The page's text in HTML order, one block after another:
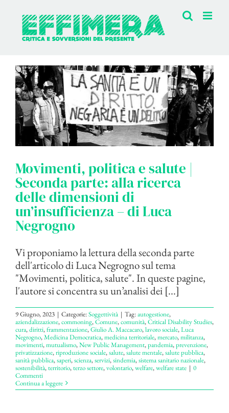
contenuto
Movimenti, politica e salute |
Seconda parte: alla ricerca
delle dimensioni di
un’insufficienza – di Luca
Negrogno
Vi proponiamo la lettura della seconda parte
dell'articolo di Luca Negrogno sul tema
"Movimenti, politica, salute". In queste pagine,
l'autore si concentra su un’analisi dei [...]
9 Giugno, 2023 | Categorie:Soggettività | Tag:autogestione,
aziendalizzazione,commoning,Comune,comunità,Critical Disability Studies,
cura,diritti,frammentazione,Giulio A. Maccacaro,lavoro sociale,Luca
Negrogno,Medicina Democratica,medicina territoriale,mercato,militanza,
movimenti,mutualismo,New Public Management,pandemia,prevenzione,
privatizzazione,riproduzione sociale,salute,salute mentale,salute pubblica,
sanità pubblica,saperi,scienza,servizi,sindemia,sistema sanitario nazionale,
sostenibilità,territorio,terzo settore,volontario,welfare,welfare state | 0
Commenti
Continua a leggere